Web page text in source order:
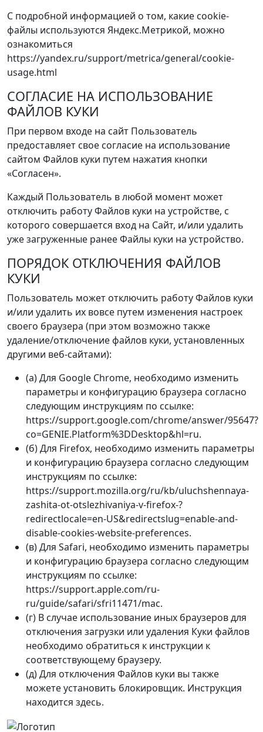
С подробной информацией о том, какие cookie-
файлы используются Яндекс.Метрикой, можно
ознакомиться
https://yandex.ru/support/metrica/general/cookie-
usage.html
СОГЛАСИЕ НА ИСПОЛЬЗОВАНИЕ
ФАЙЛОВ КУКИ
При первом входе на сайт Пользователь
предоставляет свое согласие на использование
сайтом Файлов куки путем нажатия кнопки
«Согласен».
Каждый Пользователь в любой момент может
отключить работу Файлов куки на устройстве, с
которого совершается вход на Сайт, и/или удалить
уже загруженные ранее Файлы куки на устройство.
ПОРЯДОК ОТКЛЮЧЕНИЯ ФАЙЛОВ
КУКИ
Пользователь может отключить работу Файлов куки
и/или удалить их вовсе путем изменения настроек
своего браузера (при этом возможно также
удаление/отключение файлов куки, установленных
другими веб-сайтами):
(а) Для Google Chrome, необходимо изменить
параметры и конфигурацию браузера согласно
следующим инструкциям по ссылке:
https://support.google.com/chrome/answer/95647?
co=GENIE.Platform%3DDesktop&hl=ru.
(б) Для Firefox, необходимо изменить параметры
и конфигурацию браузера согласно следующим
инструкциям по ссылке:
https://support.mozilla.org/ru/kb/uluchshennaya-
zashita-ot-otslezhivaniya-v-firefox-?
redirectlocale=en-US&redirectslug=enable-and-
disable-cookies-website-preferences.
(в) Для Safari, необходимо изменить параметры
и конфигурацию браузера согласно следующим
инструкциям по ссылке:
https://support.apple.com/ru-
ru/guide/safari/sfri11471/mac.
(г) В случае использование иных браузеров для
отключения загрузки или удаления Куки файлов
необходимо обратиться к инструкции к
соответствующему браузеру.
(д) Для отключения Файлов куки вы также
можете установить блокировщик. Инструкция
находится здесь.